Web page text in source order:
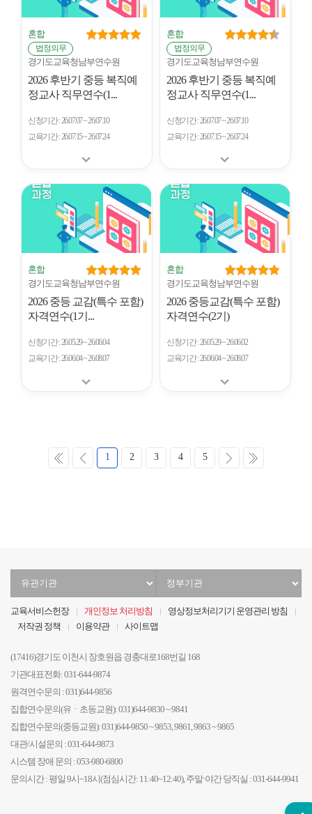
혼합
법정의무
경기도교육청남부연수원
2026 후반기 중등 복직예
정교사 직무연수(1...
신청기간 26.07.07 ~ 26.07.10
교육기간 26.07.15 ~ 26.07.24
혼합
법정의무
경기도교육청남부연수원
2026 후반기 중등 복직예
정교사 직무연수(1...
신청기간 26.07.07 ~ 26.07.10
교육기간 26.07.15 ~ 26.07.24
혼합
경기도교육청남부연수원
2026 중등 교감(특수 포함)
자격연수(1기...
신청기간 26.05.29 ~ 26.06.04
교육기간 26.06.04 ~ 26.08.07
혼합
경기도교육청남부연수원
2026 중등교감(특수 포함)
자격연수(2기)
신청기간 26.05.29 ~ 26.06.02
교육기간 26.06.04 ~ 26.08.07
처
이
1 2 3 4 5
다
마
교육서비스헌장 개인정보 처리방침
영상정보처리기기 운영관리 방침
저작권 정책
이용약관 사이트맵
(17416)경기도 이천시 장호원읍 경충대로168번길 168
기관대표전화: 031-644-9874
원격연수문의 : 031)644-9856
집합연수문의(유ㆍ초등교원): 031)644-9830 ~ 9841
집합연수문의(중등교원): 031)644-9850 ~ 9853, 9861, 9863 ~ 9865
대관/시설문의 : 031-644-9873
시스템 장애 문의 : 053-980-6800
문의시간 : 평일 9시~18시(점심시간: 11:40~12:40), 주말·야간 당직실 : 031-644-9941
관
선
관
선